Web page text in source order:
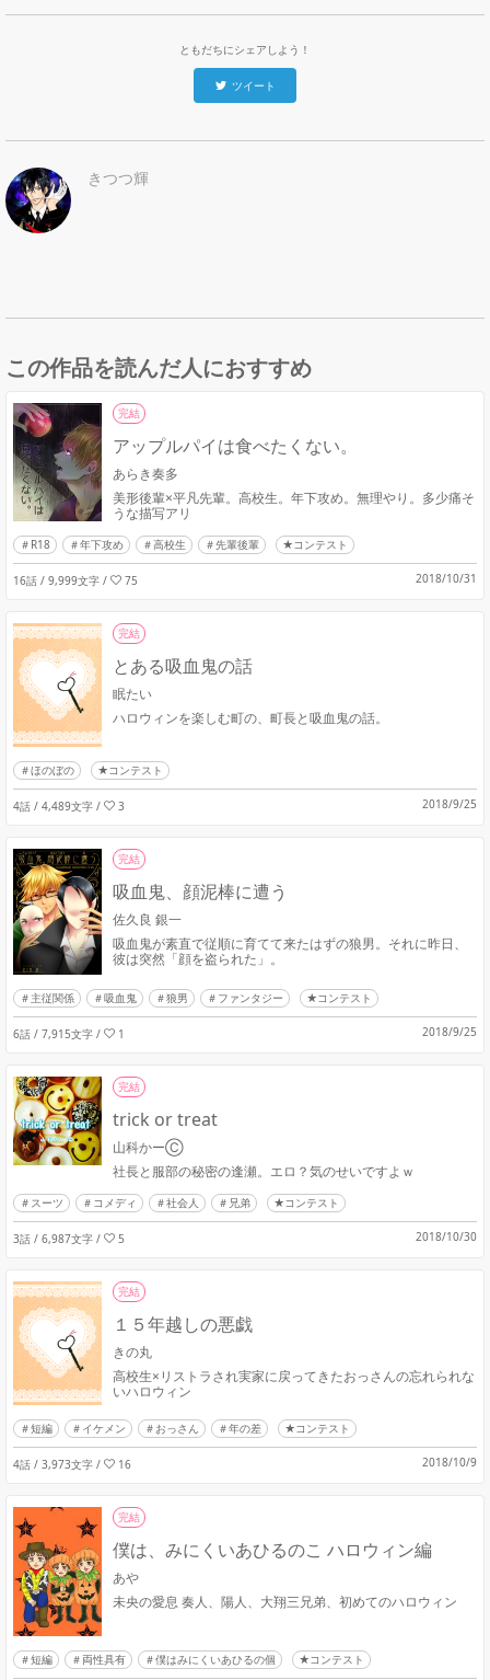
ともだちにシェアしよう！
ツイート
きつつ輝
この作品を読んだ人におすすめ
完結
アップルパイは食べたくない。
あらき奏多
美形後輩×平凡先輩。高校生。年下攻め。無理やり。多少痛そ
うな描写アリ
R18 年下攻め 高校生 先輩後輩 ★コンテスト
16話 / 9,999文字 / 75 2018/10/31
完結
とある吸血鬼の話
眠たい
ハロウィンを楽しむ町の、町長と吸血鬼の話。
ほのぼの ★コンテスト
4話 / 4,489文字 / 3 2018/9/25
完結
吸血鬼、顔泥棒に遭う
佐久良 銀一
吸血鬼が素直で従順に育てて来たはずの狼男。それに昨日、
彼は突然「顔を盗られた」。
主従関係 吸血鬼 狼男 ファンタジー ★コンテスト
6話 / 7,915文字 / 1 2018/9/25
完結
trick or treat
山科かーⒸ
社長と服部の秘密の逢瀬。エロ？気のせいですよｗ
スーツ コメディ 社会人 兄弟 ★コンテスト
3話 / 6,987文字 / 5 2018/10/30
完結
１５年越しの悪戯
きの丸
高校生×リストラされ実家に戻ってきたおっさんの忘れられな
いハロウィン
短編 イケメン おっさん 年の差 ★コンテスト
4話 / 3,973文字 / 16 2018/10/9
完結
僕は、みにくいあひるのこ ハロウィン編
あや
未央の愛息 奏人、陽人、大翔三兄弟、初めてのハロウィン
短編 両性具有 僕はみにくいあひるの個 ★コンテスト